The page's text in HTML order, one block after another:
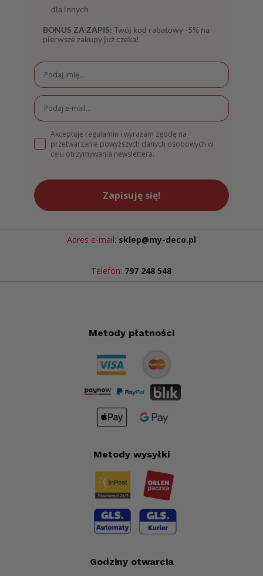
dla innych
BONUS ZA ZAPIS: Twój kod rabatowy -5% na
pierwsze zakupy już czeka!
Akceptuję regulamin i wyrażam zgodę na
przetwarzanie powyższych danych osobowych w
celu otrzymywania newslettera.
Zapisuję się!
Adres e-mail: sklep@my-deco.pl
Telefon: 797 248 548
Metody płatności
Metody wysyłki
Godziny otwarcia